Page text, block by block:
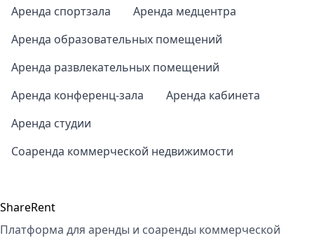
Аренда спортзала
Аренда медцентра
Аренда образовательных помещений
Аренда развлекательных помещений
Аренда конференц-зала
Аренда кабинета
Аренда студии
Соаренда коммерческой недвижимости
ShareRent
Платформа для аренды и соаренды коммерческой